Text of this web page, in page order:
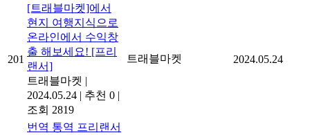
201
[트래블마켓]에서
현지 여행지식으로
온라인에서 수익창
출 해보세요! [프리
랜서]
트래블마켓 |
2024.05.24 | 추천 0 |
조회 2819
트래블마켓 2024.05.24
번역 통역 프리랜서